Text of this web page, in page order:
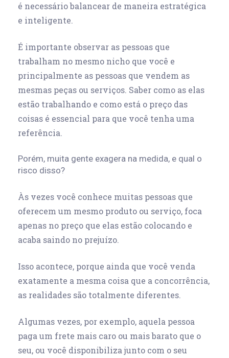
é necessário balancear de maneira estratégica
e inteligente.
É importante observar as pessoas que
trabalham no mesmo nicho que você e
principalmente as pessoas que vendem as
mesmas peças ou serviços. Saber como as elas
estão trabalhando e como está o preço das
coisas é essencial para que você tenha uma
referência.
Porém, muita gente exagera na medida, e qual o
risco disso?
Às vezes você conhece muitas pessoas que
oferecem um mesmo produto ou serviço, foca
apenas no preço que elas estão colocando e
acaba saindo no prejuízo.
Isso acontece, porque ainda que você venda
exatamente a mesma coisa que a concorrência,
as realidades são totalmente diferentes.
Algumas vezes, por exemplo, aquela pessoa
paga um frete mais caro ou mais barato que o
seu, ou você disponibiliza junto com o seu